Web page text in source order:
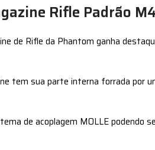
Rifle Padrão
de Rifle da Phantom ganha
tem sua parte interna forrada por
de acoplagem MOLLE podendo